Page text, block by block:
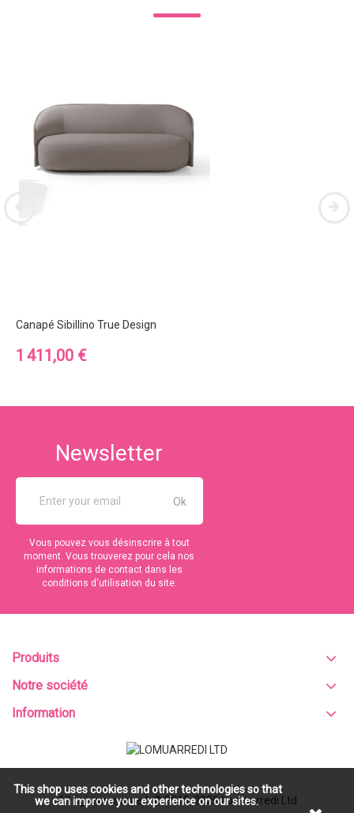
Canapé Sibillino True Design
Prix
1 411,00 €
Newsletter
Vous pouvez vous désinscrire à tout
moment. Vous trouverez pour cela nos
informations de contact dans les
conditions d'utilisation du site.
Produits
Notre société
Information
This shop uses cookies and other technologies so that
we can improve your experience on our sites.
All rights reserved. © 2015-2026Lomuarredi Ltd